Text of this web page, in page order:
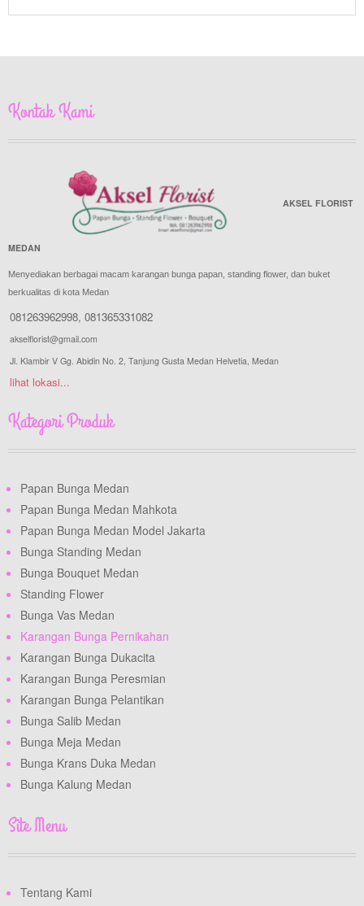
Kontak Kami
AKSEL FLORIST
MEDAN
Menyediakan berbagai macam karangan bunga papan, standing flower, dan buket
berkualitas di kota Medan
081263962998, 081365331082
akselflorist@gmail.com
Jl. Klambir V Gg. Abidin No. 2, Tanjung Gusta Medan Helvetia, Medan
lihat lokasi...
Kategori Produk
Papan Bunga Medan
Papan Bunga Medan Mahkota
Papan Bunga Medan Model Jakarta
Bunga Standing Medan
Bunga Bouquet Medan
Standing Flower
Bunga Vas Medan
Karangan Bunga Pernikahan
Karangan Bunga Dukacita
Karangan Bunga Peresmian
Karangan Bunga Pelantikan
Bunga Salib Medan
Bunga Meja Medan
Bunga Krans Duka Medan
Bunga Kalung Medan
Site Menu
Tentang Kami